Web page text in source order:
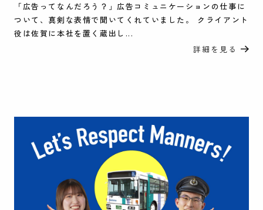
「広告ってなんだろう？」広告コミュニケーションの仕事に
ついて、真剣な表情で聞いてくれていました。 クライアント
役は佐賀に本社を置く蔵出し...
詳細を見る